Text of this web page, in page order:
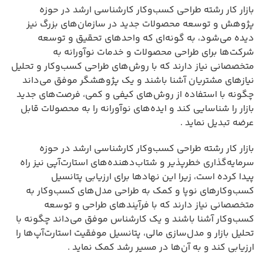
بازار کار رشته طراحی کسب‌وکار کارشناسی ارشد در حوزه
پژوهش و توسعه محصولات جدید در سازمان‌های بزرگ نیز
دیده می‌شود، به گونه‌ای که واحدهای تحقیق و توسعه
شرکت‌ها برای طراحی محصولات و خدمات نوآورانه به
متخصصانی نیاز دارند که با روش‌های طراحی کسب‌وکار و تحلیل
نیازهای مشتریان آشنا باشند و یک پژوهشگر موفق می‌داند
چگونه با استفاده از روش‌های کیفی و کمی، فرصت‌های جدید
بازار را شناسایی کند و ایده‌های نوآورانه را به محصولات قابل
عرضه تبدیل نماید .
بازار کار رشته طراحی کسب‌وکار کارشناسی ارشد در حوزه
سرمایه‌گذاری خطرپذیر و شتاب‌دهنده‌های استارت‌آپی نیز راه
پیدا کرده است، زیرا این نهادها برای ارزیابی پتانسیل
کسب‌وکارهای نوپا و کمک به طراحی مدل‌های کسب‌وکار به
متخصصانی نیاز دارند که با فرآیندهای طراحی و توسعه
کسب‌وکار آشنا باشند و یک کارشناس موفق می‌داند چگونه با
تحلیل بازار و مدل‌سازی مالی، پتانسیل موفقیت استارت‌آپ‌ها را
ارزیابی کند و به آن‌ها در مسیر رشد کمک نماید .